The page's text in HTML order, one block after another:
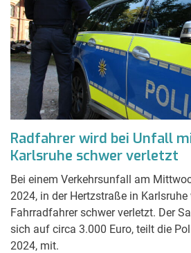
Radfahrer wird bei Unfall
Karlsruhe schwer verletzt
Bei einem Verkehrsunfall am
2024, in der Hertzstraße in
Fahrradfahrer schwer verletzt. Der
sich auf circa 3.000 Euro, teilt die
2024, mit.